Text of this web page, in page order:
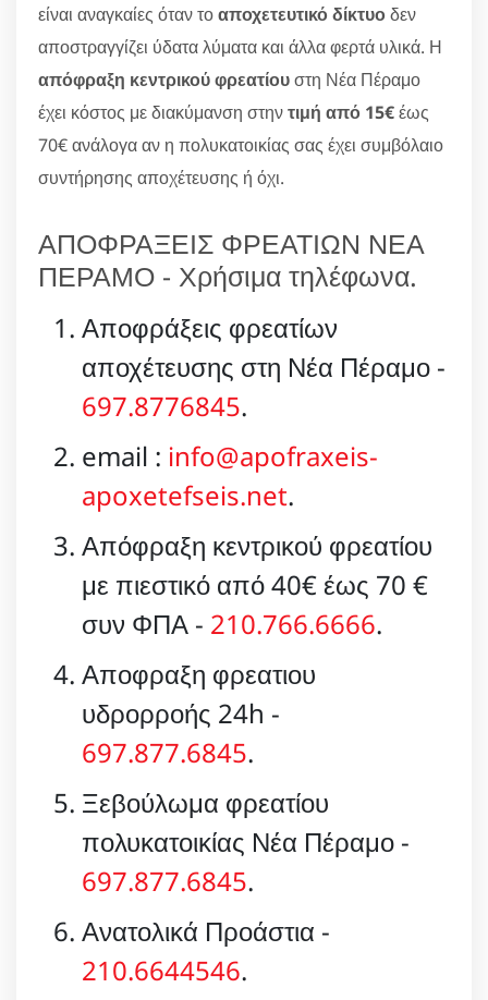
είναι αναγκαίες όταν τοαποχετευτικό δίκτυοδεν
αποστραγγίζει ύδατα λύματα και άλλα φερτά υλικά. Η
απόφραξη κεντρικού φρεατίουστη Νέα Πέραμο
έχει κόστος με διακύμανση στηντιμή από 15€έως
70€ ανάλογα αν η πολυκατοικίας σας έχει συμβόλαιο
συντήρησης αποχέτευσης ή όχι.
ΑΠΟΦΡΑΞΕΙΣ ΦΡΕΑΤΙΩΝ ΝΕΑ
ΠΕΡΑΜΟ - Χρήσιμα τηλέφωνα.
Αποφράξεις φρεατίων
αποχέτευσης στη Νέα Πέραμο -
697.8776845.
email : info@apofraxeis-
apoxetefseis.net.
Απόφραξη κεντρικού φρεατίου
με πιεστικό από 40€ έως 70 €
συν ΦΠΑ - 210.766.6666.
Αποφραξη φρεατιου
υδρορροής 24h -
697.877.6845.
Ξεβούλωμα φρεατίου
πολυκατοικίας Νέα Πέραμο -
697.877.6845.
Ανατολικά Προάστια -
210.6644546.